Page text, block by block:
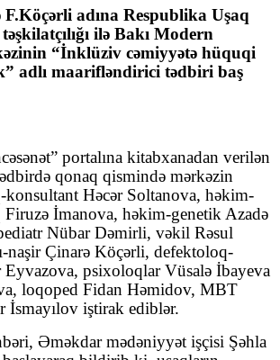
adına Respublika Uşaq
ilə Bakı Modern
“İnklüziv cəmiyyətə hüquqi
adlı maarifləndirici tədbiri baş
portalına kitabxanadan verilən
qonaq qismində mərkəzin
Həcər Soltanova, həkim-
İmanova, həkim-genetik Azadə
Nübar Dəmirli, vəkil Rəsul
naşir Çinarə Köçərli, defektoloq-
psixoloqlar Vüsalə İbayeva
loqoped Fidan Həmidov, MBT
İsmayılov iştirak ediblər.
Əməkdar mədəniyyət işçisi Şəhla